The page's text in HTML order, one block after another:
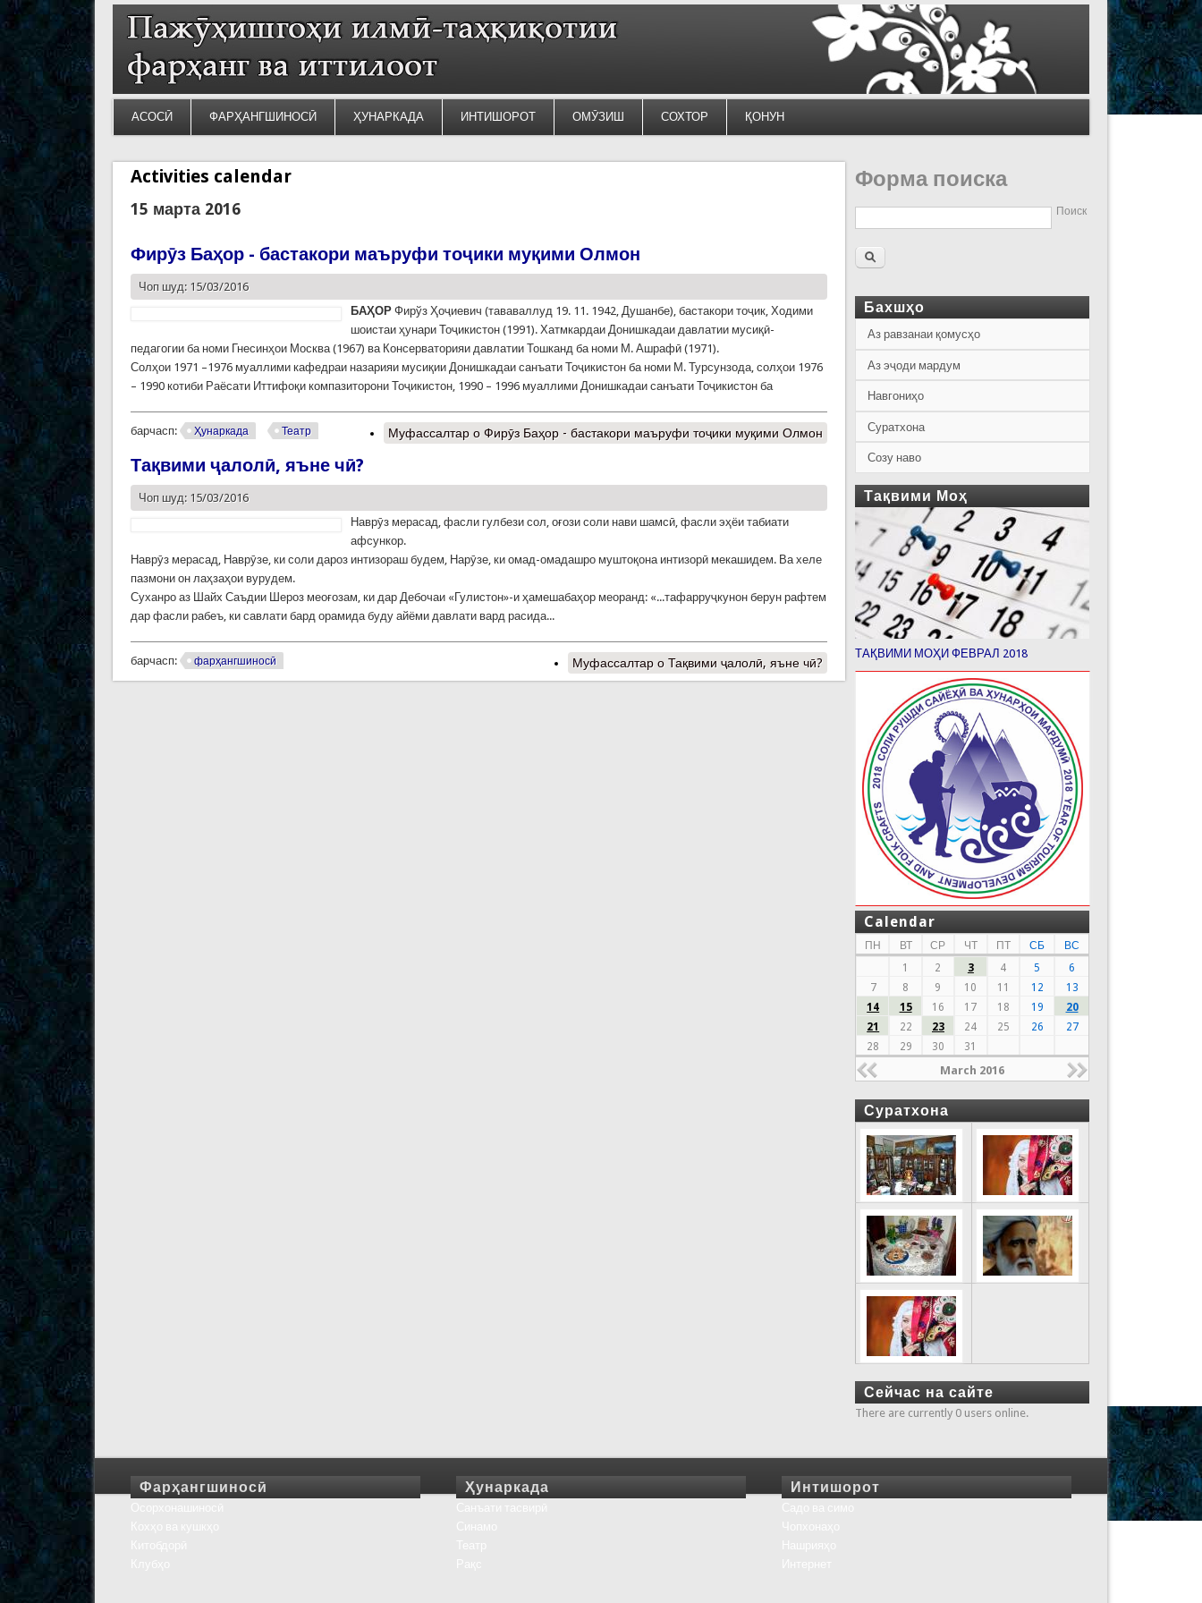
АСОСӢ ФАРҲАНГШИНОСӢ ҲУНАРКАДА ИНТИШОРОТ ОМӮЗИШ СОХТОР ҚОНУН
Activities calendar
15 марта 2016
Фирӯз Баҳор - бастакори маъруфи тоҷики муқими Олмон
Чоп шуд: 15/03/2016
БАҲОРФирўз Ҳоҷиевич (тававаллуд 19. 11. 1942, Душанбе), бастакори тоҷик, Ходими
шоистаи ҳунари Тоҷикистон (1991). Хатмкардаи Донишкадаи давлатии мусиқӣ-
педагогии ба номи Гнесинҳои Москва (1967) ва Консерваторияи давлатии Тошканд ба номи М. Ашрафӣ (1971).
Солҳои 1971 –1976 муаллими кафедраи назарияи мусиқии Донишкадаи санъати Тоҷикистон ба номи М. Турсунзода, солҳои 1976
– 1990 котиби Раёсати Иттифоқи компазиторони Тоҷикистон, 1990 – 1996 муаллими Донишкадаи санъати Тоҷикистон ба
барчасп: Ҳунаркада Театр Муфассалтар о Фирӯз Баҳор - бастакори маъруфи тоҷики муқими Олмон
Тақвими ҷалолӣ, яъне чӣ?
Чоп шуд: 15/03/2016
Наврӯз мерасад, фасли гулбези сол, оғози соли нави шамсӣ, фасли эҳёи табиати
афсункор.
Наврӯз мерасад, Наврӯзе, ки соли дароз интизораш будем, Нарӯзе, ки омад-омадашро муштоқона интизорӣ мекашидем. Ва хеле
пазмони он лаҳзаҳои вурудем.
Суханро аз Шайх Саъдии Шероз меоғозам, ки дар Дебочаи «Гулистон»-и ҳамешабаҳор меоранд: «...тафарруҷкунон берун рафтем
дар фасли рабеъ, ки савлати бард орамида буду айёми давлати вард расида...
барчасп: фарҳангшиносӣ Муфассалтар о Тақвими ҷалолӣ, яъне чӣ?
Форма поиска
Поиск
Бахшҳо
Аз равзанаи қомусҳо
Аз эҷоди мардум
Навгониҳо
Суратхона
Созу наво
Тақвими Моҳ
ТАҚВИМИ МОҲИ ФЕВРАЛ 2018
Calendar
ПН ВТ СР ЧТ ПТ СБ
ВС
1
2 3 4 5
6
7
8 9 10 11 12
13
14
15 16 17 18 19
20
21
22 23 24 25 26
27
28
29 30 31
March 2016
Суратхона
Сейчас на сайте
There are currently 0 users online.
Фарҳангшиносӣ Ҳунаркада Интишорот